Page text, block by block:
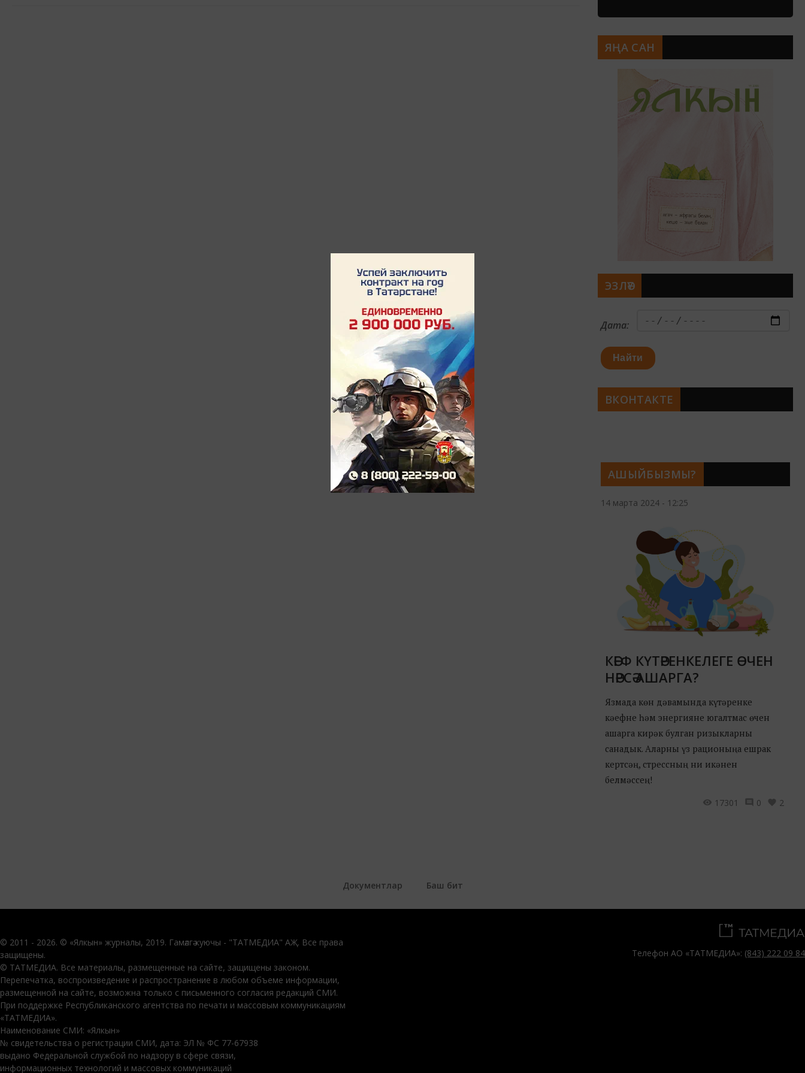
АШЫЙБЫЗМЫ?
14 марта 2024 - 12:25
КӘЕФ КҮТӘРЕНКЕЛЕГЕ ӨЧЕН
НӘРСӘ АШАРГА?
Язмада көн дәвамында күтәренке
кәефне һәм энергияне югалтмас өчен
ашарга кирәк булган ризыкларны
санадык. Аларны үз рационыңа ешрак
кертсәң, стрессның ни икәнен
белмәссең!
17301
0 2
ЯҢА САН
ЭЗЛӘҮ
Дата:
Найти
ВКОНТАКТЕ
Документлар Баш бит
© 2011 - 2026. © «Ялкын» журналы, 2019. Гамәлгә куючы - "ТАТМЕДИА" АҖ. Все права
защищены.
© ТАТМЕДИА. Все материалы, размещенные на сайте, защищены законом.
Перепечатка, воспроизведение и распространение в любом объеме информации,
размещенной на сайте, возможна только с письменного согласия редакций СМИ.
При поддержке Республиканского агентства по печати и массовым коммуникациям
«ТАТМЕДИА».
Наименование СМИ: «Ялкын»
№ свидетельства о регистрации СМИ, дата: ЭЛ № ФС 77-67938
выдано Федеральной службой по надзору в сфере связи,
информационных технологий и массовых коммуникаций
Телефон АО «ТАТМЕДИА»: (843) 222 09 84